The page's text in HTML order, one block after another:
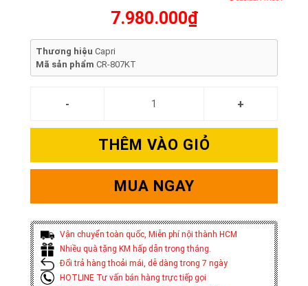
7.980.000₫
Thương hiệu Capri
Mã sản phẩm CR-807KT
THÊM VÀO GIỎ
MUA NGAY
Vận chuyển toàn quốc, Miễn phí nội thành HCM
Nhiều quà tặng KM hấp dẫn trong tháng.
Đổi trả hàng thoải mái, dễ dàng trong 7 ngày
HOTLINE Tư vấn bán hàng trực tiếp gọi